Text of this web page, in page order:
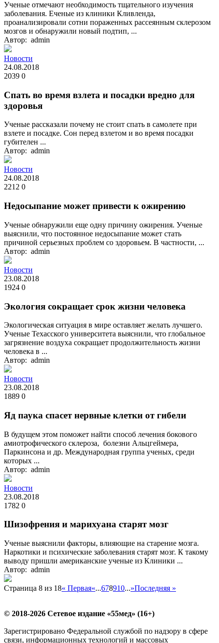
Ученые отмечают необходимость тщательного изучения
заболевания. Eченые из клиники Кливленда,
проанализировали сотни пораженных рассеянным склерозом
мозгов и обнаружили новый подтип, ...
Автор: admin
Новости
24.08.2018
2039 0
Спать во время взлета и посадки вредно для
здоровья
Ученые рассказали почему не стоит спать в самолете при
взлете и посадке. Сон перед взлетом и во время посадки
губителен ...
Автор: admin
Новости
24.08.2018
2212 0
Недосыпание может привести к ожирению
Ученые обнаружили еще одну причину ожирения. Ученые
выяснили, что постоянное недосыпание может стать
причиной серьезных проблем со здоровьем. В частности, ...
Автор: admin
Новости
23.08.2018
1924 0
Экология сокращает срок жизни человека
Экологическая ситуация в мире оставляет желать лучшего.
Ученые Техасского университета выяснили, что глобальное
загрязнение воздуха сокращает продолжительность жизни
человека в ...
Автор: admin
Новости
23.08.2018
1889 0
Яд паука спасет нервные клетки от гибели
В будущем этом поможет найти способ лечения бокового
амиотрофического склероза, болезни Альцгеймера,
Паркинсона и др. Международная группа ученых, среди
которых ...
Автор: admin
Новости
23.08.2018
1782 0
Шизофрения и марихуана старят мозг
Ученые выяснили факторы, влияющие на старение мозга.
Наркотики и психические заболевания старят мозг. К такому
выводу пришли американские ученые из Клиники ...
Автор: admin
Страница 8 из 18« Первая«...678910...»Последняя »
© 2018-2026 Сетевое издание «55мед» (16+)
Зарегистрировано Федеральной службой по надзору в сфере
связи, информационных технологий и массовых